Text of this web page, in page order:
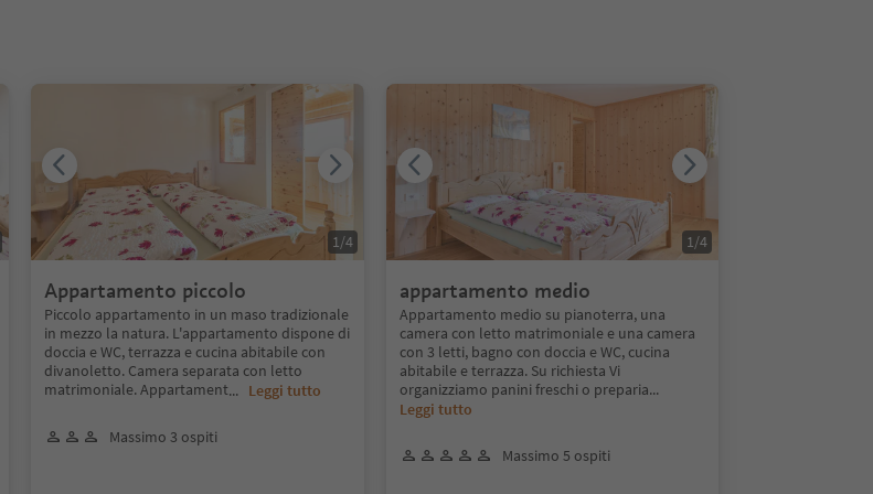
Appartamento piccolo
Piccolo appartamento in un maso tradizionale
in mezzo la natura. L'appartamento dispone di
doccia e WC, terrazza e cucina abitabile con
divanoletto. Camera separata con letto
matrimoniale. Appartament... Leggi tutto
Massimo 3 ospiti
1 /4
appartamento medio
Appartamento medio su pianoterra, una
camera con letto matrimoniale e una camera
con 3 letti, bagno con doccia e WC, cucina
abitabile e terrazza. Su richiesta Vi
organizziamo panini freschi o preparia...
Leggi tutto
Massimo 5 ospiti
1 /4